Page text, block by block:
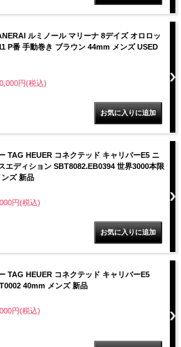
ルミノール マリーナ 8デイズ オロロッ
P番 手動巻き ブラウン 44mm メンズ USED
円(税込)
TAG HEUER コネクテッド キャリバーE5 ニ
エディション SBT8082.EB0394 世界3000本限
ズ 新品
円(税込)
TAG HEUER コネクテッド キャリバーE5
40mm メンズ 新品
円(税込)